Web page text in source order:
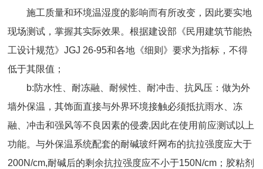
施工质量和环境温湿度的影响而有所改变，因此要实地
现场测试，掌握其实际效果。根据建设部《民用建筑节能热
工设计规范》JGJ 26-95和各地《细则》要求为指标，不得
低于其限值；
b:防水性、耐冻融、耐候性、耐冲击、抗风压：做为外
墙外保温，其饰面直接与外界环境接触必须抵抗雨水、冻
融、冲击和强风等不良因素的侵袭,因此在使用前应测试以上
功能。与外保温系统配套的耐碱玻纤网布的抗拉强度应大于
200N/cm,耐碱后的剩余抗拉强度应不小于150N/cm；胶粘剂